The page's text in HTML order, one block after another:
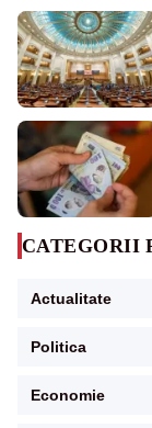
CATEGORII
Actualitate
Politica
Economie